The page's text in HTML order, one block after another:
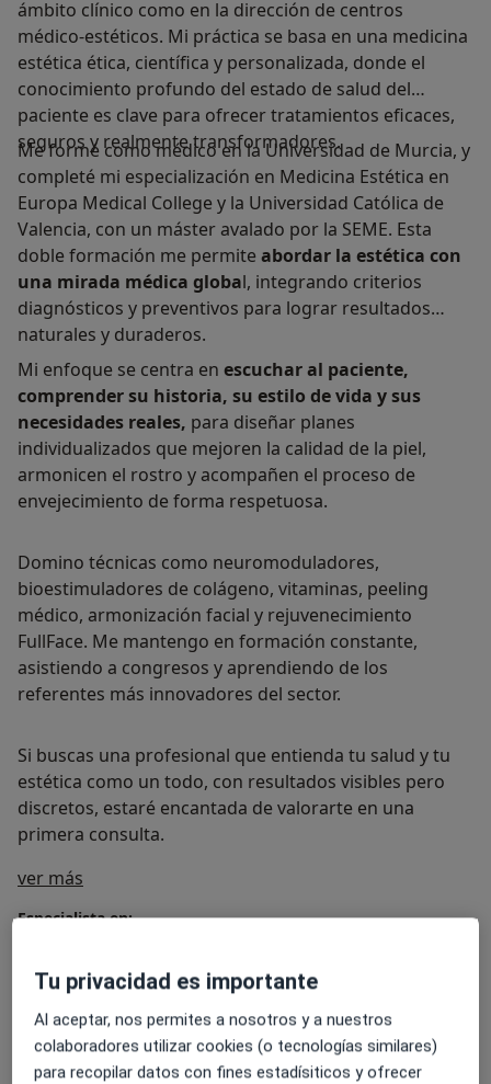
ámbito clínico como en la dirección de centros
médico-estéticos. Mi práctica se basa en una medicina
estética ética, científica y personalizada, donde el
conocimiento profundo del estado de salud del
paciente es clave para ofrecer tratamientos eficaces,
seguros y realmente transformadores.
Me formé como médico en la Universidad de Murcia, y
completé mi especialización en Medicina Estética en
Europa Medical College y la Universidad Católica de
Valencia, con un máster avalado por la SEME. Esta
doble formación me permite abordar la estética con
una mirada médica global, integrando criterios
diagnósticos y preventivos para lograr resultados
naturales y duraderos.
Mi enfoque se centra en escuchar al paciente,
comprender su historia, su estilo de vida y sus
necesidades reales, para diseñar planes
individualizados que mejoren la calidad de la piel,
armonicen el rostro y acompañen el proceso de
envejecimiento de forma respetuosa.
Domino técnicas como neuromoduladores,
bioestimuladores de colágeno, vitaminas, peeling
médico, armonización facial y rejuvenecimiento
FullFace. Me mantengo en formación constante,
asistiendo a congresos y aprendiendo de los
referentes más innovadores del sector.
Si buscas una profesional que entienda tu salud y tu
estética como un todo, con resultados visibles pero
discretos, estaré encantada de valorarte en una
primera consulta.
ver más
Especialista en:
Atención primaria
Salud del hombre
Salud de la mujer
Mostrar más detalles
Tu privacidad es importante
Al aceptar, nos permites a nosotros y a nuestros
colaboradores utilizar cookies (o tecnologías similares)
para recopilar datos con fines estadísiticos y ofrecer